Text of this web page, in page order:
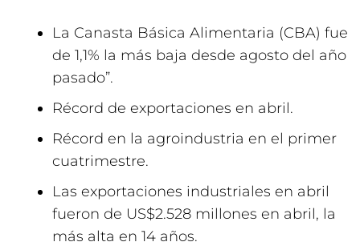
La Canasta Básica Alimentaria (CBA) fue
de 1,1% la más baja desde agosto del año
pasado”.
Récord de exportaciones en abril.
Récord en la agroindustria en el primer
cuatrimestre.
Las exportaciones industriales en abril
fueron de US$2.528 millones en abril, la
más alta en 14 años.